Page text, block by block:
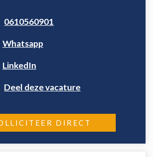
0610560901
Whatsapp
LinkedIn
Deel deze vacature
DIRECT